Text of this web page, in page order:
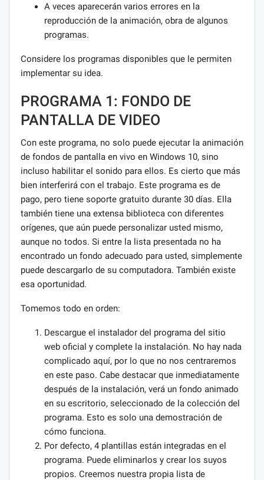
A veces aparecerán varios errores en la
reproducción de la animación, obra de algunos
programas.
Considere los programas disponibles que le permiten
implementar su idea.
PROGRAMA 1: FONDO DE
PANTALLA DE VIDEO
Con este programa, no solo puede ejecutar la animación
de fondos de pantalla en vivo en Windows 10, sino
incluso habilitar el sonido para ellos. Es cierto que más
bien interferirá con el trabajo. Este programa es de
pago, pero tiene soporte gratuito durante 30 días. Ella
también tiene una extensa biblioteca con diferentes
orígenes, que aún puede personalizar usted mismo,
aunque no todos. Si entre la lista presentada no ha
encontrado un fondo adecuado para usted, simplemente
puede descargarlo de su computadora. También existe
esa oportunidad.
Tomemos todo en orden:
Descargue el instalador del programa del sitio
web oficial y complete la instalación. No hay nada
complicado aquí, por lo que no nos centraremos
en este paso. Cabe destacar que inmediatamente
después de la instalación, verá un fondo animado
en su escritorio, seleccionado de la colección del
programa. Esto es solo una demostración de
cómo funciona.
Por defecto, 4 plantillas están integradas en el
programa. Puede eliminarlos y crear los suyos
propios. Creemos nuestra propia lista de